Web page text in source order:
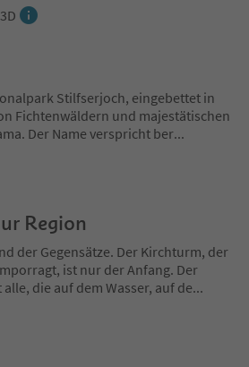
Stilfserjoch, eingebettet in
Fichtenwäldern und majestätischen
Der Name verspricht ber...
Region
der Gegensätze. Der Kirchturm, der
ist nur der Anfang. Der
die auf dem Wasser, auf de...